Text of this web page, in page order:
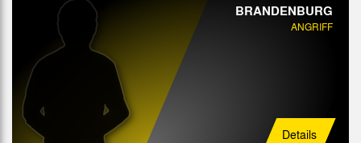
BRANDENBURG
ANGRIFF
Details